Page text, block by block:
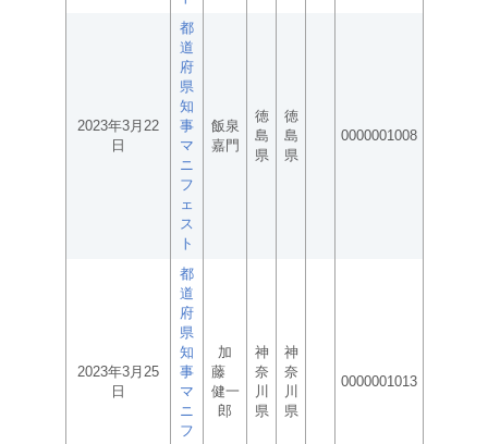
2023年3月22
日
都
道
府
県
知
事
マ
ニ
フ
ェ
ス
ト
飯泉
嘉門
徳
島
県
徳
島
県
0000001008
2023年3月25
日
都
道
府
県
知
事
マ
ニ
フ
加
藤
健一
郎
神
奈
川
県
神
奈
川
県
0000001013